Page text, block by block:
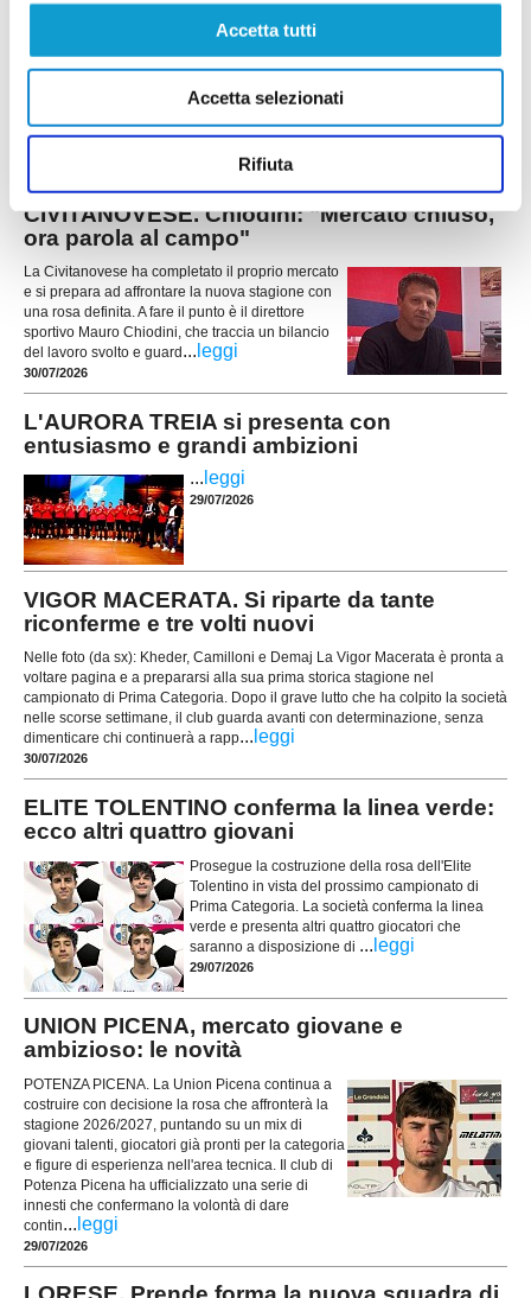
Accetta tutti
Accetta selezionati
Rifiuta
CAMERINO. Presentati società, staff e
progetto per il futuro
corso dell'ASD Camerino Calcio. Ieri sera, al
Centro Sociale ADA del quartiere Vallicelle, si è
...leggi
31/07/2026
CIVITANOVESE. Chiodini: "Mercato chiuso,
ora parola al campo"
La Civitanovese ha completato il proprio mercato
e si prepara ad affrontare la nuova stagione con
una rosa definita. A fare il punto è il direttore
sportivo Mauro Chiodini, che traccia un bilancio
del lavoro svolto e guard ... leggi
30/07/2026
L'AURORA TREIA si presenta con
entusiasmo e grandi ambizioni
... leggi
29/07/2026
VIGOR MACERATA. Si riparte da tante
riconferme e tre volti nuovi
Nelle foto (da sx): Kheder, Camilloni e Demaj La Vigor Macerata è pronta a
voltare pagina e a prepararsi alla sua prima storica stagione nel
campionato di Prima Categoria. Dopo il grave lutto che ha colpito la società
nelle scorse settimane, il club guarda avanti con determinazione, senza
dimenticare chi continuerà a rapp... leggi
30/07/2026
ELITE TOLENTINO conferma la linea verde:
ecco altri quattro giovani
Prosegue la costruzione della rosa dell'Elite
Tolentino in vista del prossimo campionato di
Prima Categoria. La società conferma la linea
verde e presenta altri quattro giocatori che
saranno a disposizione di ... leggi
29/07/2026
UNION PICENA, mercato giovane e
ambizioso: le novità
POTENZA PICENA. La Union Picena continua a
costruire con decisione la rosa che affronterà la
stagione 2026/2027, puntando su un mix di
giovani talenti, giocatori già pronti per la categoria
e figure di esperienza nell'area tecnica. Il club di
Potenza Picena ha ufficializzato una serie di
innesti che confermano la volontà di dare
contin... leggi
29/07/2026